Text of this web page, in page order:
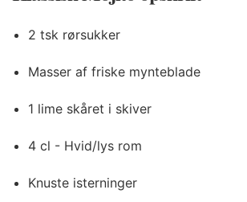
2 tsk rørsukker
Masser af friske mynteblade
1 lime skåret i skiver
4 cl - Hvid/lys rom
Knuste isterninger